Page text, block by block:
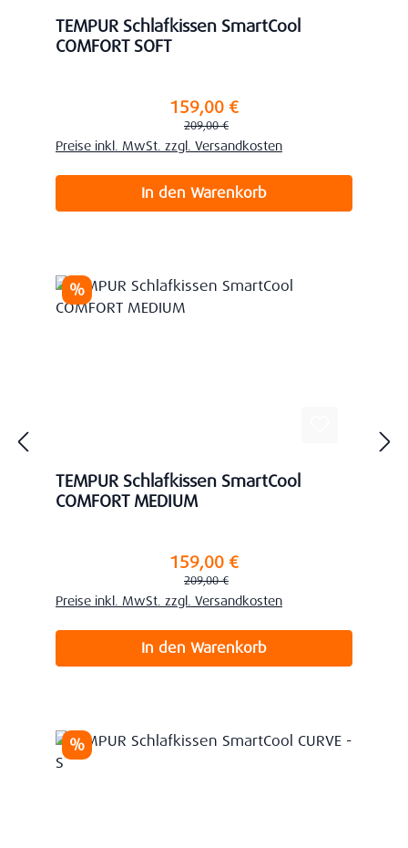
TEMPUR Schlafkissen SmartCool
COMFORT SOFT
159,00 €
Regulärer Preis:
209,00 €
Preise inkl. MwSt. zzgl. Versandkosten
In den Warenkorb
Rabatt
%
TEMPUR Schlafkissen SmartCool
COMFORT MEDIUM
159,00 €
Regulärer Preis:
209,00 €
Preise inkl. MwSt. zzgl. Versandkosten
In den Warenkorb
Rabatt
%